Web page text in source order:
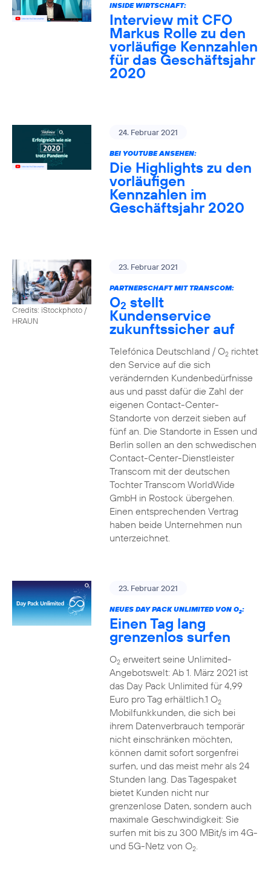
INSIDE WIRTSCHAFT:
Interview mit CFO
Markus Rolle zu den
vorläufige Kennzahlen
für das Geschäftsjahr
2020
24. Februar 2021
BEI YOUTUBE ANSEHEN:
Die Highlights zu den
vorläufigen
Kennzahlen im
Geschäftsjahr 2020
Credits: iStockphoto /
HRAUN
23. Februar 2021
PARTNERSCHAFT MIT TRANSCOM:
O2 stellt
Kundenservice
zukunftssicher auf
Telefónica Deutschland / O2richtet
den Service auf die sich
verändernden Kundenbedürfnisse
aus und passt dafür die Zahl der
eigenen Contact-Center-
Standorte von derzeit sieben auf
fünf an. Die Standorte in Essen und
Berlin sollen an den schwedischen
Contact-Center-Dienstleister
Transcom mit der deutschen
Tochter Transcom WorldWide
GmbH in Rostock übergehen.
Einen entsprechenden Vertrag
haben beide Unternehmen nun
unterzeichnet.
23. Februar 2021
NEUES DAY PACK UNLIMITED VON O2:
Einen Tag lang
grenzenlos surfen
O2erweitert seine Unlimited-
Angebotswelt: Ab 1. März 2021 ist
das Day Pack Unlimited für 4,99
Euro pro Tag erhältlich.1 O2
Mobilfunkkunden, die sich bei
ihrem Datenverbrauch temporär
nicht einschränken möchten,
können damit sofort sorgenfrei
surfen, und das meist mehr als 24
Stunden lang. Das Tagespaket
bietet Kunden nicht nur
grenzenlose Daten, sondern auch
maximale Geschwindigkeit: Sie
surfen mit bis zu 300 MBit/s im 4G-
und 5G-Netz von O2.